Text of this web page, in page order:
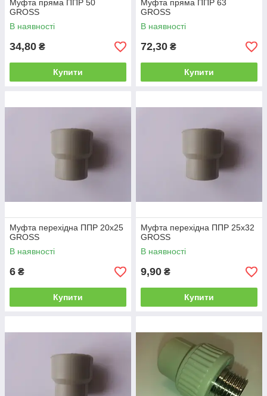
Муфта пряма ППР 50
GROSS
В наявності
34,80 ₴
Купити
Муфта пряма ППР 63
GROSS
В наявності
72,30 ₴
Купити
Муфта перехідна ППР 20х25
GROSS
В наявності
6 ₴
Купити
Муфта перехідна ППР 25х32
GROSS
В наявності
9,90 ₴
Купити